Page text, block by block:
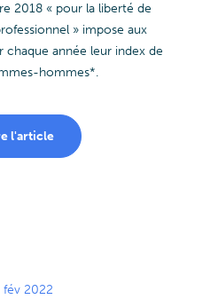
2018 « pour la liberté de
» impose aux
chaque année leur index de
hommes*.
l'article
fév 2022